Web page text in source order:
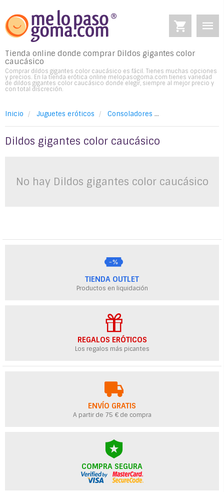
Tienda online donde comprar Dildos gigantes color
caucásico
Comprar dildos gigantes color caucásico es fácil. Tienes muchas opciones
y precios. En la tienda erótica online melopasogoma.com tienes variedad
de dildos gigantes color caucásico donde elegir, siempre al mejor precio y
con total discreción.
Inicio Juguetes eróticos Consoladores
Dildos gigantes color caucásico
No hay Dildos gigantes color caucásico
TIENDA OUTLET
Productos en liquidación
REGALOS ERÓTICOS
Los regalos más picantes
ENVÍO GRATIS
A partir de 75 € de compra
COMPRA SEGURA